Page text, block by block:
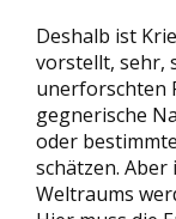
Deshalb ist
vorstellt, sehr,
unerforschten
gegnerische
oder
schätzen.
Weltraums